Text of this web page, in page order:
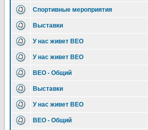
Спортивные мероприятия
Выставки
У нас живет ВЕО
У нас живет ВЕО
ВЕО - Общий
Выставки
У нас живет ВЕО
ВЕО - Общий